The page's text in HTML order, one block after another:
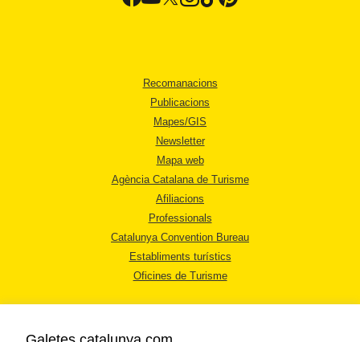
Recomanacions
Publicacions
Mapes/GIS
Newsletter
Mapa web
Agència Catalana de Turisme
Afiliacions
Professionals
Catalunya Convention Bureau
Establiments turístics
Oficines de Turisme